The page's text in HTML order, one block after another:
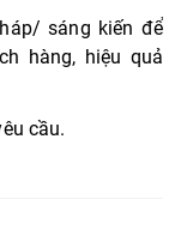
sáng kiến để
hàng, hiệu quả
cầu.